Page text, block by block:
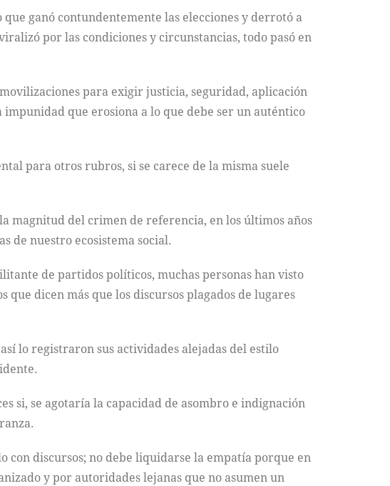
ganó contundentemente las elecciones y derrotó a
por las condiciones y circunstancias, todo pasó en
para exigir justicia, seguridad, aplicación
que erosiona a lo que debe ser un auténtico
para otros rubros, si se carece de la misma suele
magnitud del crimen de referencia, en los últimos años
de nuestro ecosistema social.
de partidos políticos, muchas personas han visto
dicen más que los discursos plagados de lugares
lo registraron sus actividades alejadas del estilo
si, se agotaría la capacidad de asombro e indignación
con discursos; no debe liquidarse la empatía porque en
y por autoridades lejanas que no asumen un